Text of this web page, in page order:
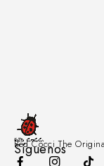
Red Cocci The
Síguenos